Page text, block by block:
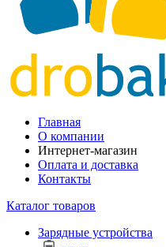
Главная
О компании
Интернет-магазин
Оплата и доставка
Контакты
Каталог товаров
Зарядные устройства